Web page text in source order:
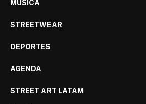
MÚSICA
STREETWEAR
DEPORTES
AGENDA
STREET ART LATAM